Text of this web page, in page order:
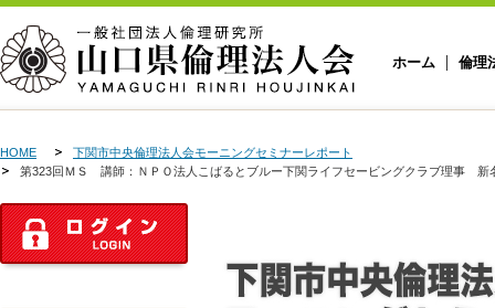
ホーム 倫理
HOME
下関市中央倫理法人会モーニングセミナーレポート
第323回ＭＳ 講師：ＮＰＯ法人こばるとブルー下関ライフセービングクラブ理事